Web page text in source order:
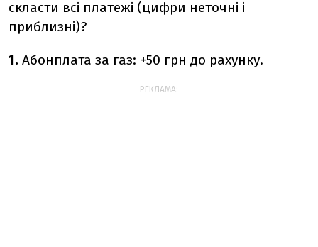
скласти всі платежі (цифри неточні і
приблизні)?
1. Абонплата за газ: +50 грн до рахунку.
РЕКЛАМА: